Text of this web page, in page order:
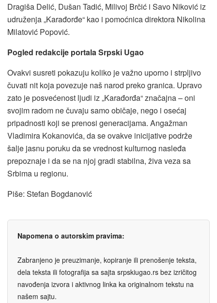
Dragiša Delić, Dušan Tadić, Milivoj Brčić i Savo Niković iz
udruženja „Karađorđe“ kao i pomoćnica direktora Nikolina
Milatović Popović.
Pogled redakcije portala Srpski Ugao
Ovakvi susreti pokazuju koliko je važno uporno i strpljivo
čuvati nit koja povezuje naš narod preko granica. Upravo
zato je posvećenost ljudi iz „Karađorđa“ značajna – oni
svojim radom ne čuvaju samo običaje, nego i osećaj
pripadnosti koji se prenosi generacijama. Angažman
Vladimira Kokanovića, da se ovakve inicijative podrže
šalje jasnu poruku da se vrednost kulturnog nasleđa
prepoznaje i da se na njoj gradi stabilna, živa veza sa
Srbima u regionu.
Piše: Stefan Bogdanović
Napomena o autorskim pravima:
Zabranjeno je preuzimanje, kopiranje ili prenošenje teksta,
dela teksta ili fotografija sa sajta srpskiugao.rs bez izričitog
navođenja izvora i aktivnog linka ka originalnom tekstu na
našem sajtu.